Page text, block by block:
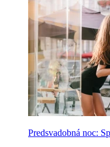
Predsvadobná noc: